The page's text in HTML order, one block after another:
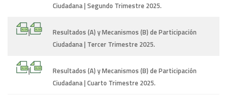
Ciudadana | Segundo Trimestre 2025.
|
Resultados (A) y Mecanismos (B) de Participación
Ciudadana | Tercer Trimestre 2025.
|
Resultados (A) y Mecanismos (B) de Participación
Ciudadana | Cuarto Trimestre 2025.